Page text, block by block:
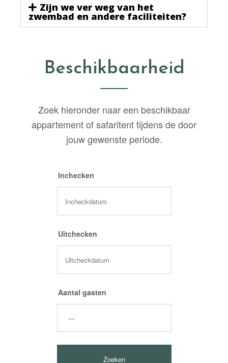
Zijn we ver weg van het
zwembad en andere faciliteiten?
Beschikbaarheid
Zoek hieronder naar een beschikbaar
appartement of safaritent tijdens de door
jouw gewenste periode.
Inchecken
Uitchecken
Aantal gasten